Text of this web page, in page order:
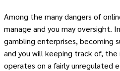
Among the many dangers of
manage and you may oversight.
gambling enterprises, becoming
and you will keeping track of,
operates on a fairly unregulated